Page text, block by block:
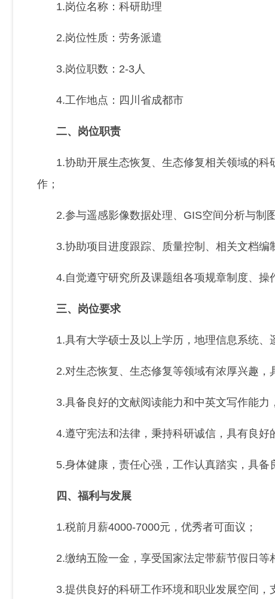
1.岗位名称：科研助理
2.岗位性质：劳务派遣
3.岗位职数：2-3人
4.工作地点：四川省成都市
二、岗位职责
1.协助开展生态恢复、生态修复相关领域的
作；
2.参与遥感影像数据处理、GIS空间分析与制
3.协助项目进度跟踪、质量控制、相关文档编
4.自觉遵守研究所及课题组各项规章制度、操
三、岗位要求
1.具有大学硕士及以上学历，地理信息系统
2.对生态恢复、生态修复等领域有浓厚兴趣，
3.具备良好的文献阅读能力和中英文写作能力
4.遵守宪法和法律，秉持科研诚信，具有良好
5.身体健康，责任心强，工作认真踏实，具备
四、福利与发展
1.税前月薪4000-7000元，优秀者可面议；
2.缴纳五险一金，享受国家法定带薪节假日等
3.提供良好的科研工作环境和职业发展空间，